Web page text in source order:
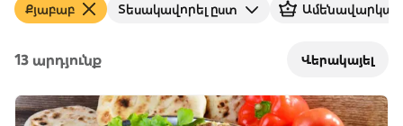
Քյաբաբ Տեսակավորել ըստ
13 արդյունք Վերակայել